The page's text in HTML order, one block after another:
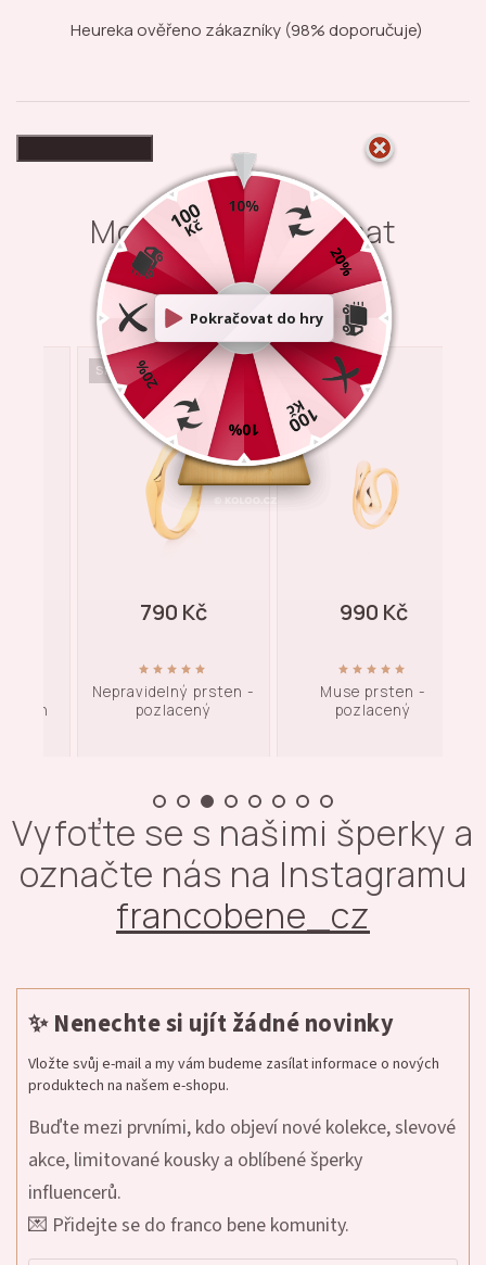
Heureka ověřeno zákazníky (98% doporučuje)
Mohlo by Vás zajímat
Sleva
Nepravidelný prsten -
pozlacený
790 Kč
Sleva
Muse prsten -
pozlacený
990 Kč
Vyfoťte se s našimi šperky a
označte nás na Instagramu
francobene_cz
✨ Nenechte si ujít žádné novinky
Vložte svůj e-mail a my vám budeme zasílat informace o nových
produktech na našem e-shopu.
Buďte mezi prvními, kdo objeví nové kolekce, slevové
akce, limitované kousky a oblíbené šperky
influencerů.
💌 Přidejte se do franco bene komunity.